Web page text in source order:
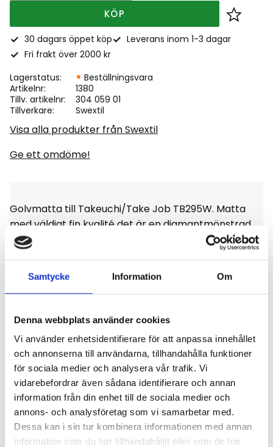
Samtycke Information Om
Denna webbplats använder cookies
Vi använder enhetsidentifierare för att anpassa innehållet
och annonserna till användarna, tillhandahålla funktioner
för sociala medier och analysera vår trafik. Vi
vidarebefordrar även sådana identifierare och annan
information från din enhet till de sociala medier och
annons- och analysföretag som vi samarbetar med.
Dessa kan i sin tur kombinera informationen med annan
information som du har tillhandahållit eller som de har
KÖP Lägg
30 dagars öppet köp
Leverans inom 1-3 dagar
Fri frakt över 2000 kr
Lagerstatus
Beställningsvara
Artikelnr
1380
Tillv. artikelnr
304 059 01
Tillverkare
Swextil
Visa alla produkter från Swextil
Ge ett omdöme!
Golvmatta till Takeuchi/Take Job TB295W. Matta
med väldigt fin kvalité det är en diamantmönstrad
matta med stoppning, enligt bild.
Omdömen
Du
Klicka på en stjärna för att sätta ditt betyg